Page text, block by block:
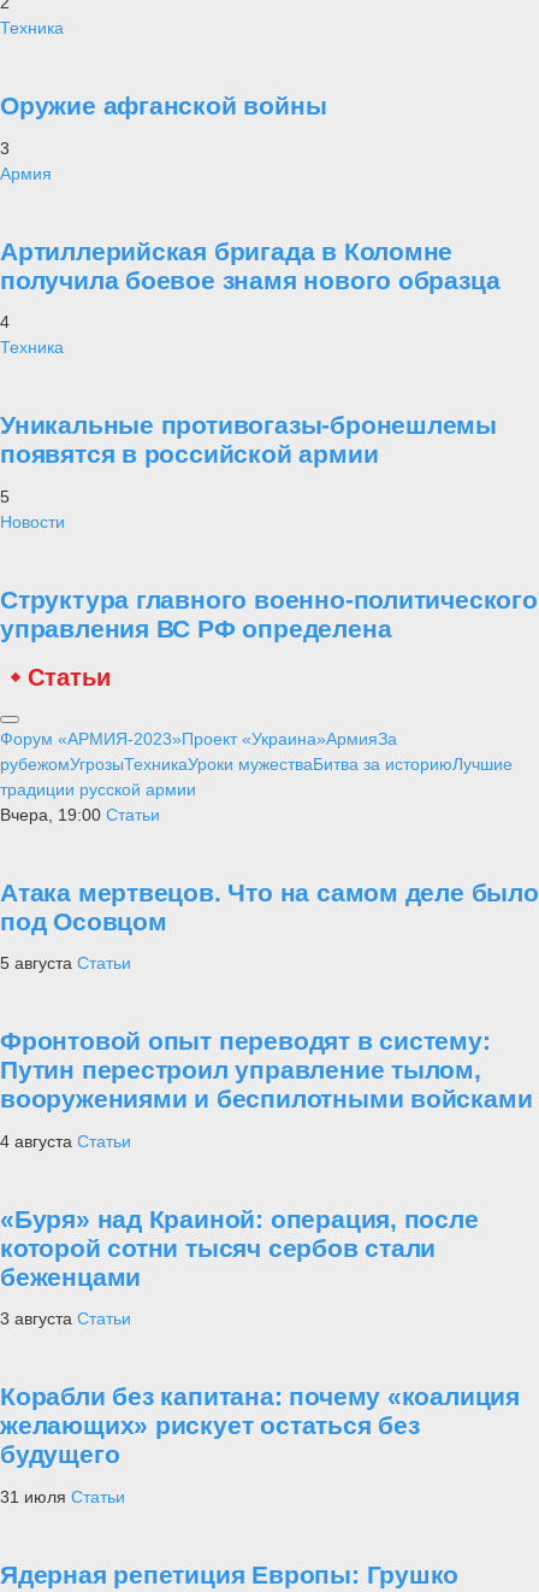
Техника
Оружие афганской войны
3
Армия
Артиллерийская бригада в Коломне
получила боевое знамя нового образца
4
Техника
Уникальные противогазы-бронешлемы
появятся в российской армии
5
Новости
Структура главного военно-политического
управления ВС РФ определена
Статьи
Форум «АРМИЯ-2023»Проект «Украина»АрмияЗа
рубежомУгрозыТехникаУроки мужестваБитва за историюЛучшие
традиции русской армии
Вчера, 19:00 Статьи
Атака мертвецов. Что на самом деле было
под Осовцом
5 августа Статьи
Фронтовой опыт переводят в систему:
Путин перестроил управление тылом,
вооружениями и беспилотными войсками
4 августа Статьи
«Буря» над Краиной: операция, после
которой сотни тысяч сербов стали
беженцами
3 августа Статьи
Корабли без капитана: почему «коалиция
желающих» рискует остаться без
будущего
31 июля Статьи
Ядерная репетиция Европы: Грушко